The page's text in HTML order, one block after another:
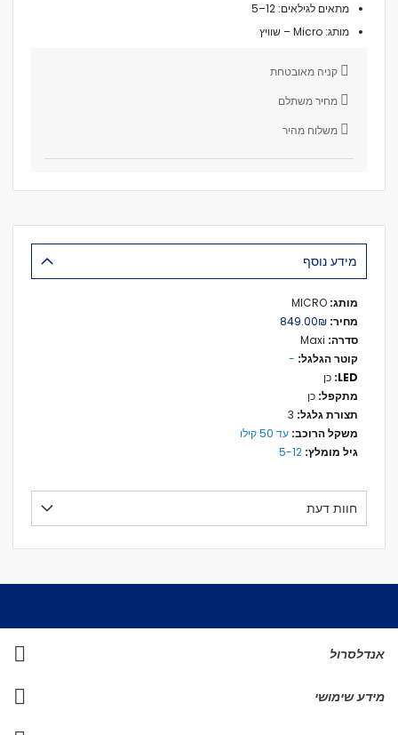
מתאים לגילאים: ‎5–12
מותג: Micro – שוויץ
קניה מאובטחת
מחיר משתלם
משלוח מהיר
מידע נוסף
מידע
נוסף
₪‏849.00
-
כן
כן
עד 50 קילו
5-12
חוות דעת
אנדלסרול
מידע שימושי